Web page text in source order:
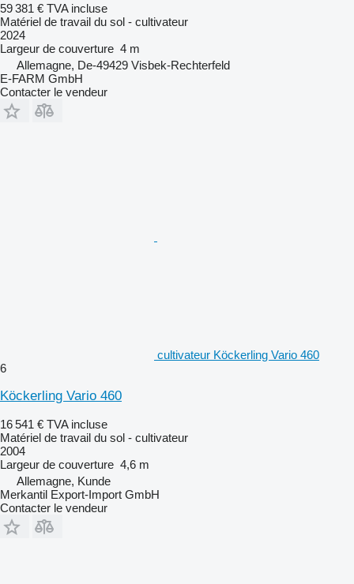
59 381 € TVA incluse
Matériel de travail du sol - cultivateur
2024
Largeur de couverture 4 m
Allemagne, De-49429 Visbek-Rechterfeld
E-FARM GmbH
Contacter le vendeur
cultivateur Köckerling Vario 460
6
Köckerling Vario 460
16 541 € TVA incluse
Matériel de travail du sol - cultivateur
2004
Largeur de couverture 4,6 m
Allemagne, Kunde
Merkantil Export-Import GmbH
Contacter le vendeur